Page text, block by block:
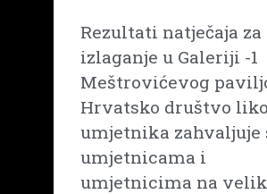
Rezultati natječaja za
izlaganje u Galeriji -1
Meštrovićevog
Hrvatsko društvo
umjetnika zahvaljuje
umjetnicama i
umjetnicima na